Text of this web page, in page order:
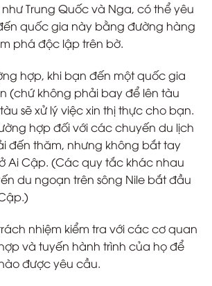
Trung Quốc và Nga, có thể yêu
quốc gia này bằng đường hàng
phá độc lập trên bờ.
hợp, khi bạn đến một quốc gia
(chứ không phải bay để lên tàu
sẽ xử lý việc xin thị thực cho bạn.
hợp đối với các chuyến du lịch
đến thăm, nhưng không bắt tay
Ai Cập. (Các quy tắc khác nhau
du ngoạn trên sông Nile bắt đầu
nhiệm kiểm tra với các cơ quan
và tuyến hành trình của họ để
được yêu cầu.